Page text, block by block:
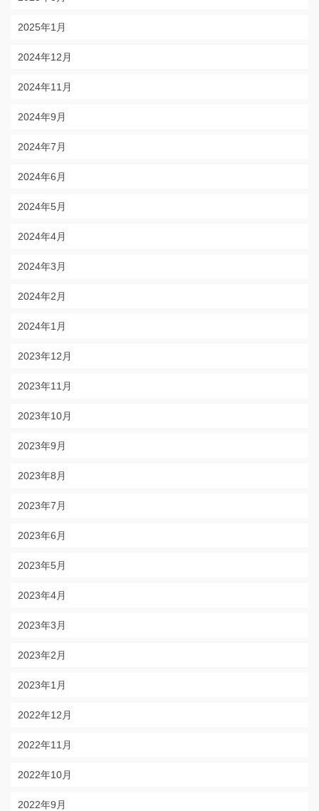
2025年1月
2024年12月
2024年11月
2024年9月
2024年7月
2024年6月
2024年5月
2024年4月
2024年3月
2024年2月
2024年1月
2023年12月
2023年11月
2023年10月
2023年9月
2023年8月
2023年7月
2023年6月
2023年5月
2023年4月
2023年3月
2023年2月
2023年1月
2022年12月
2022年11月
2022年10月
2022年9月